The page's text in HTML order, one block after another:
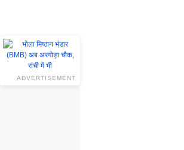
ADVERTISEMENT